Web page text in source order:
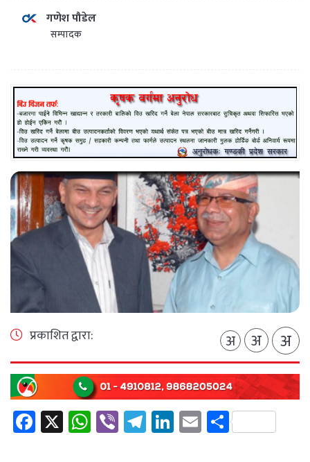
गणेश पौडेल
सम्पादक
प्रकाशित द्वारा: अ अ अ
Facebook
X WhatsApp
ViberTelegram
LinkedIn
EmailShare